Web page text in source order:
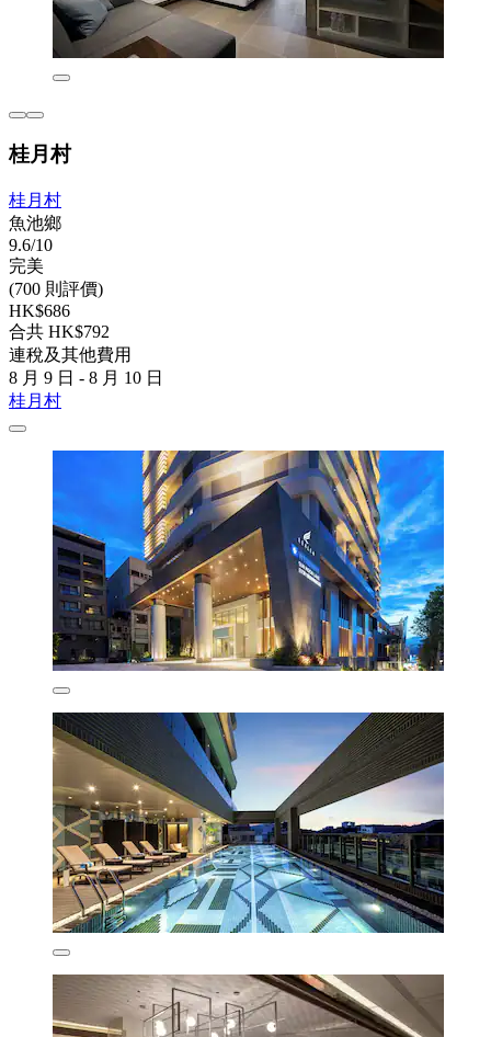
桂月村
桂月村
魚池鄉
9.6/10
完美
(700 則評價)
HK$686
合共 HK$792
連稅及其他費用
8 月 9 日 - 8 月 10 日
桂月村